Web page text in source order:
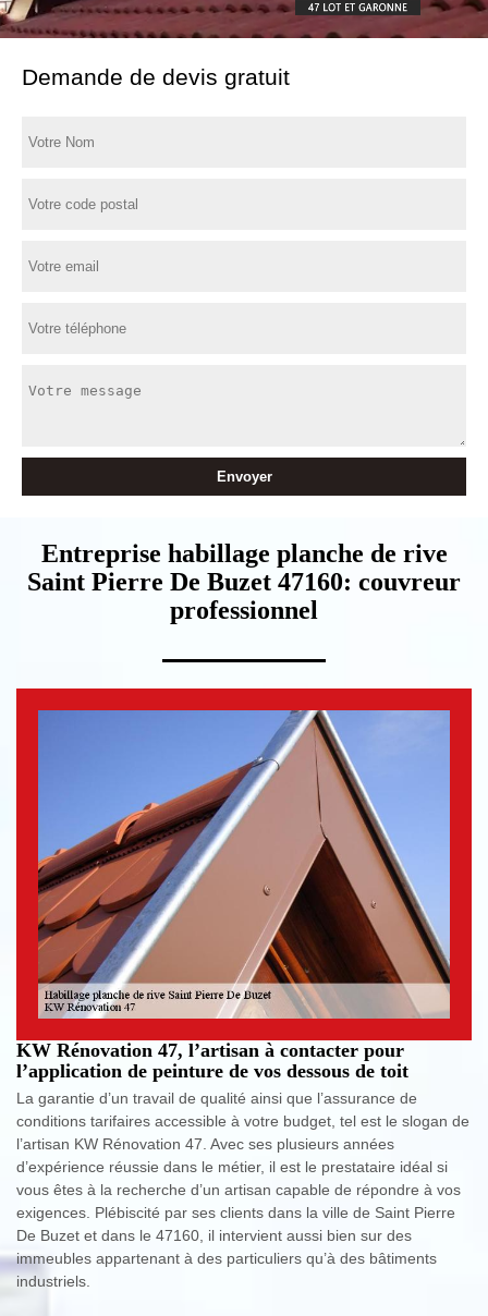
Demande de devis gratuit
Entreprise habillage planche de rive
Saint Pierre De Buzet 47160: couvreur
professionnel
KW Rénovation 47, l’artisan à contacter pour
l’application de peinture de vos dessous de toit
La garantie d’un travail de qualité ainsi que l’assurance de
conditions tarifaires accessible à votre budget, tel est le slogan de
l’artisan KW Rénovation 47. Avec ses plusieurs années
d’expérience réussie dans le métier, il est le prestataire idéal si
vous êtes à la recherche d’un artisan capable de répondre à vos
exigences. Plébiscité par ses clients dans la ville de Saint Pierre
De Buzet et dans le 47160, il intervient aussi bien sur des
immeubles appartenant à des particuliers qu’à des bâtiments
industriels.